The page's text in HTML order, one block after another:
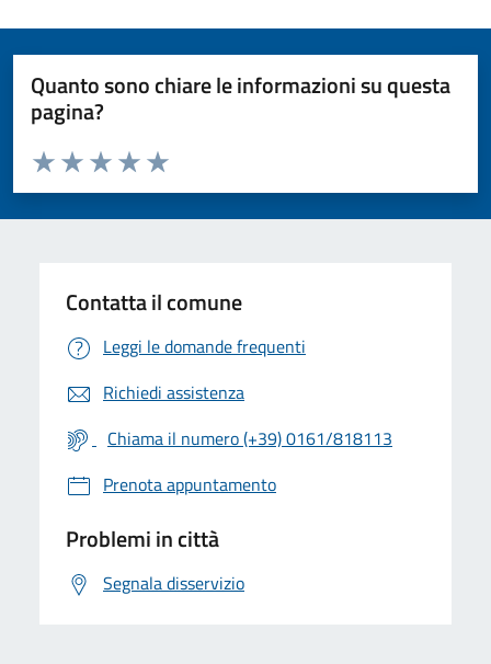
Quanto sono chiare le informazioni su questa
pagina?
Valuta da 1 a 5 stelle la pagina
Valuta 5 stelle su 5
Valuta 4 stelle su 5
Valuta 3 stelle su 5
Valuta 2 stelle su 5
Valuta 1 stelle su 5
Contatta il comune
Leggi le domande frequenti
Richiedi assistenza
Chiama il numero (+39) 0161/818113
Prenota appuntamento
Problemi in città
Segnala disservizio